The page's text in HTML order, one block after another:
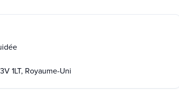
1LT, Royaume-Uni